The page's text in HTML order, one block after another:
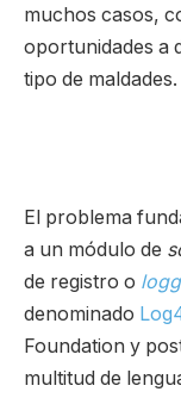
muchos casos,
oportunidades a
tipo de maldades.
El problema
a un módulo de
de registro o
denominado
Foundation y
multitud de